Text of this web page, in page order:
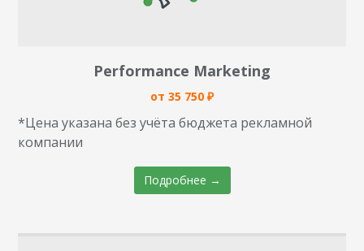
Performance Marketing
от 35 750 ₽
*Цена указана без учёта бюджета рекламной
компании
Подробнее →